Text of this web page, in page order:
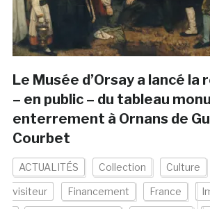
Le Musée d’Orsay a lancé
– en public – du tableau
enterrement à Ornans de
Courbet
ACTUALITÉS Collection Culture
visiteur Financement France